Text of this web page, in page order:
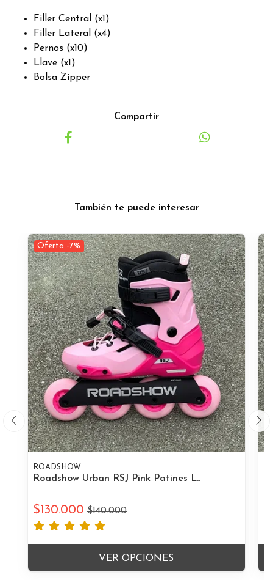
Filler Central (x1)
Filler Lateral (x4)
Pernos (x10)
Llave (x1)
Bolsa Zipper
Compartir
También te puede interesar
Oferta -7%
ROADSHOW
Roadshow Urban RSJ Pink Patines L..
$130.000 $140.000
VER OPCIONES